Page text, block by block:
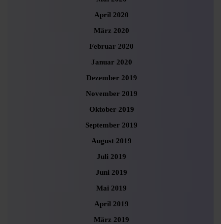
April 2020
März 2020
Februar 2020
Januar 2020
Dezember 2019
November 2019
Oktober 2019
September 2019
August 2019
Juli 2019
Juni 2019
Mai 2019
April 2019
März 2019